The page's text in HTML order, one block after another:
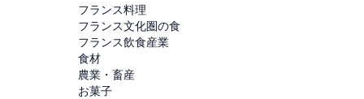
フランス料理
フランス文化圏の食
フランス飲食産業
食材
農業・畜産
お菓子